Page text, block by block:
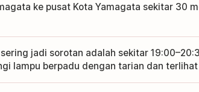
ke pusat Kota Yamagata sekitar 30
jadi sorotan adalah sekitar
lampu berpadu dengan tarian dan